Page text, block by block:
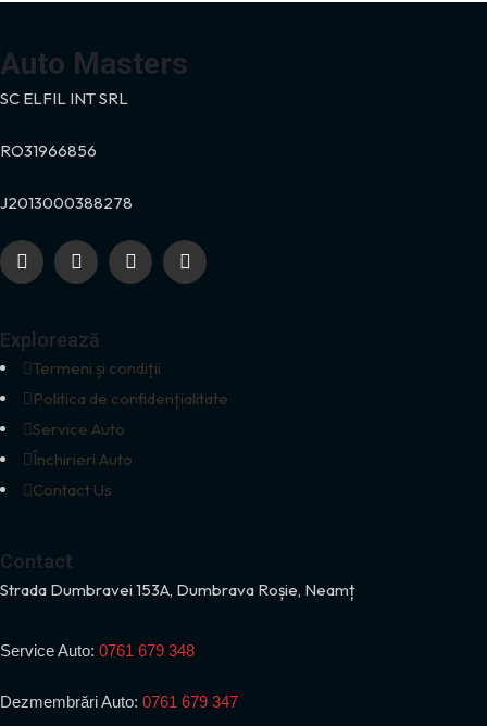
Auto Masters
SC ELFIL INT SRL
RO31966856
J2013000388278
Explorează
Termeni și condiții
Politica de confidențialitate
Service Auto
Închirieri Auto
Contact Us
Contact
Strada Dumbravei 153A, Dumbrava Roșie, Neamț
Service Auto: 0761 679 348
Dezmembrări Auto: 0761 679 347